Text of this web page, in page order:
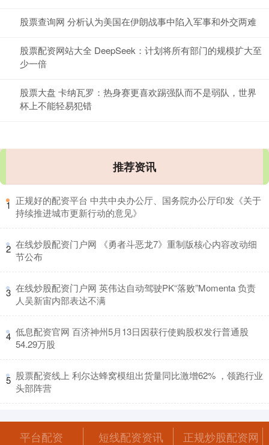
股票查询网 分析认为美国在伊朗战事中陷入军事和外交两难
股票配资网站大全 DeepSeek：计划将所有部门的规模扩大至
少一倍
股票大盘 卡纳瓦罗：热身赛更喜欢踢强队而不是弱队，世界
杯上不能轻易犯错
推荐资讯
1 ​正规好的配资平台 中共中央办公厅、国务院办公厅印发《关于
持续推进城市更新行动的意见》
2 ​在线炒股配资门户网 《勇者斗恶龙7》重制版核心内容改动细
节公布
3 ​在线炒股配资门户网 英伟达自动驾驶PK“落败”Momenta 负责
人吴新宙内部表达不满
4 ​低息配资官网 百济神州5月13日因获行使购股权发行普通股
54.29万股
5 ​股票配资线上 利尔达蜂窝模组出货量同比激增62% ，领跑行业
头部阵营
平台配资 短线配资资讯 正规炒股配资网